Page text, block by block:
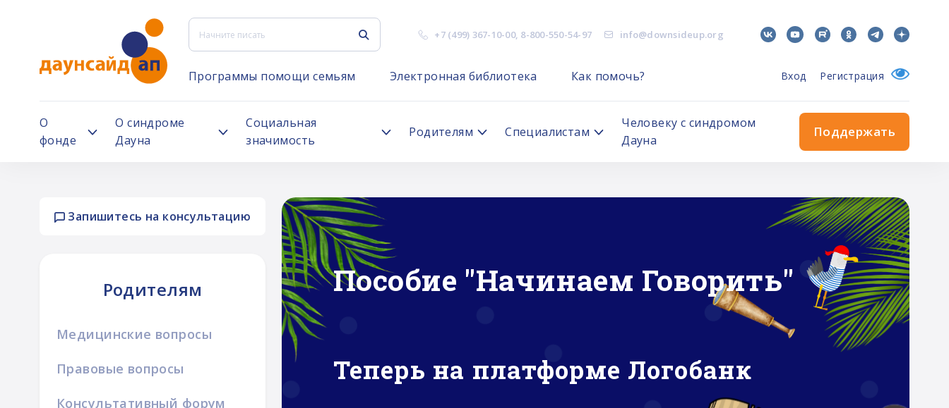
+7 (499) 367-10-00, 8-800-550-54-97 info@downsideup.org
Программы помощи семьям Электронная библиотека Как помочь? Вход Регистрация
О
фонде
О синдроме
Дауна
Социальная
значимость
Родителям Специалистам
Человеку с синдромом
Дауна
Поддержать
Запишитесь на консультацию
Родителям
Медицинские вопросы
Правовые вопросы
Консультативный форум
Пособие "Начинаем Говорить"
Теперь на платформе Логобанк